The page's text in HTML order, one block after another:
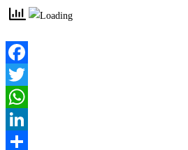
Facebook
Twitter
WhatsApp
LinkedIn